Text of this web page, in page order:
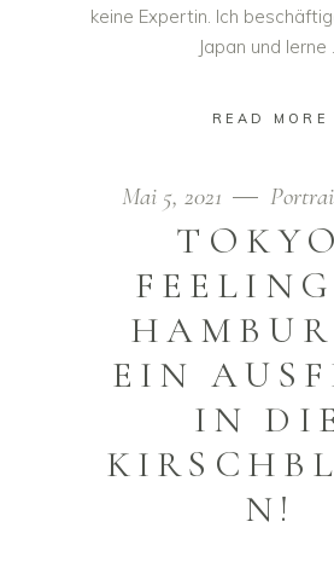
keine Expertin. Ich
Japan und lerne
READ MORE
Mai 5, 2021
EIN
IN
N!